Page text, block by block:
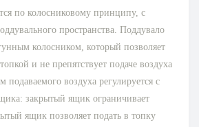
по колосниковому принципу, с
пространства. Поддувало
колосником, который позволяет
и не препятствует подаче воздуха
подаваемого воздуха регулируется с
закрытый ящик ограничивает
ящик позволяет подать в топку